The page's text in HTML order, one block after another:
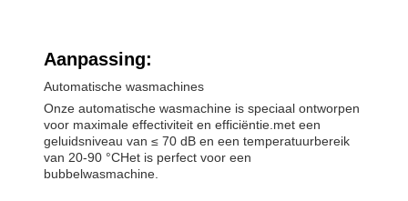
Aanpassing:
Automatische wasmachines
Onze automatische wasmachine is speciaal ontworpen
voor maximale effectiviteit en efficiëntie.met een
geluidsniveau van ≤ 70 dB en een temperatuurbereik
van 20-90 °CHet is perfect voor een
bubbelwasmachine.